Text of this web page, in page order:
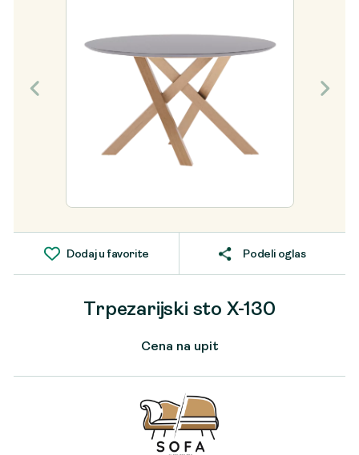
Dodaj u favorite Podeli oglas
Trpezarijski sto X-130
Cena na upit